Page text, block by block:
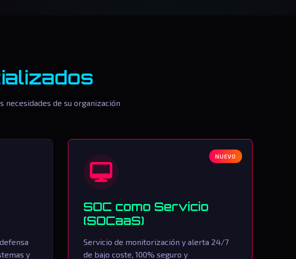
necesidades de su organización
y
NUEVO
SOC como Servicio
(SOCaaS)
Servicio de monitorización y alerta 24/7
de bajo coste, 100% seguro y